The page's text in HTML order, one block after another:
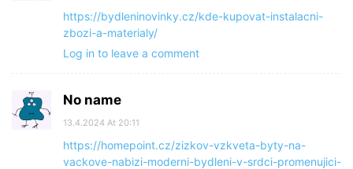
https://bydleninovinky.cz/kde-kupovat-instalacni-
zbozi-a-materialy/
Log in to leave a comment
No name
13.4.2024 At 20:11
https://homepoint.cz/zizkov-vzkveta-byty-na-
vackove-nabizi-moderni-bydleni-v-srdci-promenujici-